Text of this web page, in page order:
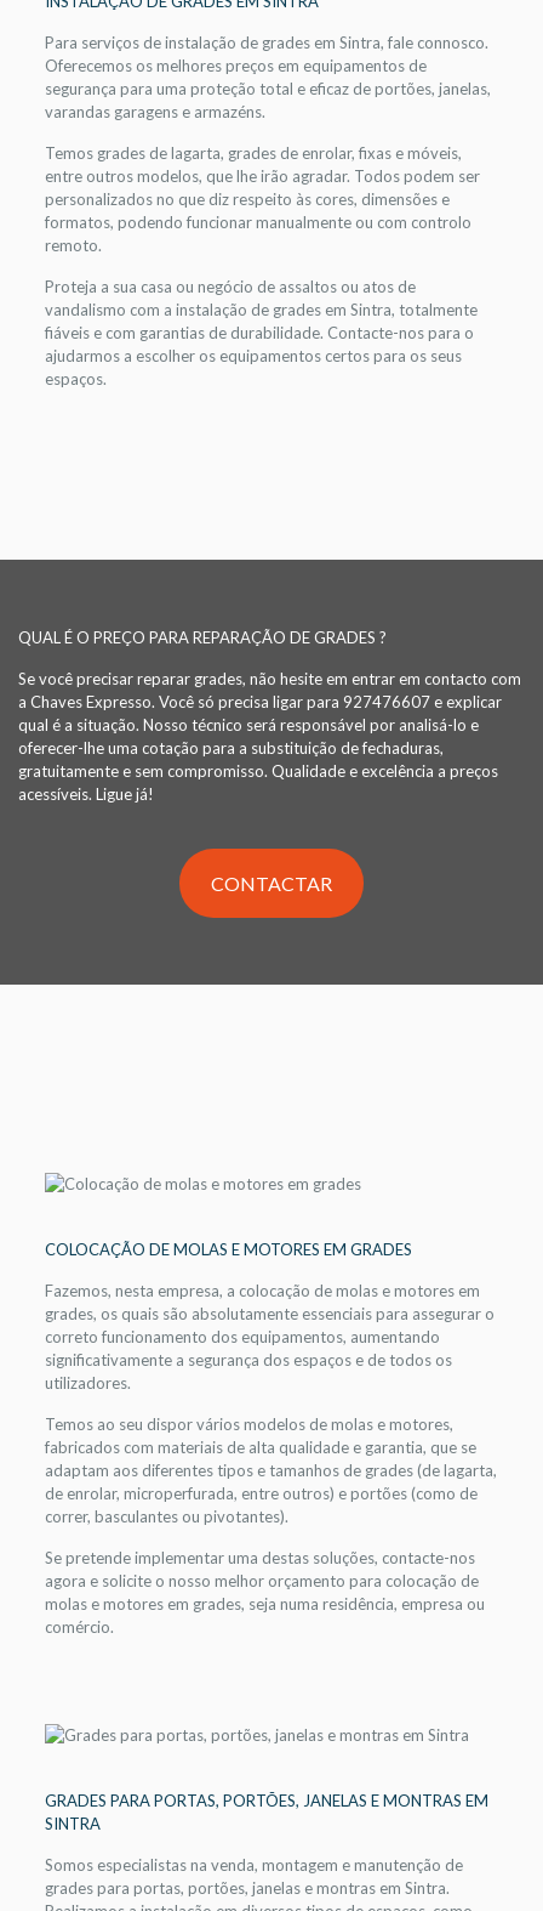
Para serviços de instalação de grades em Sintra, fale connosco.
Oferecemos os melhores preços em equipamentos de
segurança para uma proteção total e eficaz de portões, janelas,
varandas garagens e armazéns.
Temos grades de lagarta, grades de enrolar, fixas e móveis,
entre outros modelos, que lhe irão agradar. Todos podem ser
personalizados no que diz respeito às cores, dimensões e
formatos, podendo funcionar manualmente ou com controlo
remoto.
Proteja a sua casa ou negócio de assaltos ou atos de
vandalismo com a instalação de grades em Sintra, totalmente
fiáveis e com garantias de durabilidade. Contacte-nos para o
ajudarmos a escolher os equipamentos certos para os seus
espaços.
QUAL É O PREÇO PARA REPARAÇÃO DE GRADES ?
Se você precisar reparar grades, não hesite em entrar em contacto com
a Chaves Expresso. Você só precisa ligar para 927476607 e explicar
qual é a situação. Nosso técnico será responsável por analisá-lo e
oferecer-lhe uma cotação para a substituição de fechaduras,
gratuitamente e sem compromisso. Qualidade e excelência a preços
acessíveis. Ligue já!
CONTACTAR
COLOCAÇÃO DE MOLAS E MOTORES EM GRADES
Fazemos, nesta empresa, a colocação de molas e motores em
grades, os quais são absolutamente essenciais para assegurar o
correto funcionamento dos equipamentos, aumentando
significativamente a segurança dos espaços e de todos os
utilizadores.
Temos ao seu dispor vários modelos de molas e motores,
fabricados com materiais de alta qualidade e garantia, que se
adaptam aos diferentes tipos e tamanhos de grades (de lagarta,
de enrolar, microperfurada, entre outros) e portões (como de
correr, basculantes ou pivotantes).
Se pretende implementar uma destas soluções, contacte-nos
agora e solicite o nosso melhor orçamento para colocação de
molas e motores em grades, seja numa residência, empresa ou
comércio.
GRADES PARA PORTAS, PORTÕES, JANELAS E MONTRAS EM
SINTRA
Somos especialistas na venda, montagem e manutenção de
grades para portas, portões, janelas e montras em Sintra.